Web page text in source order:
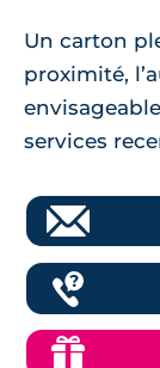
Un carton
proximité,
services